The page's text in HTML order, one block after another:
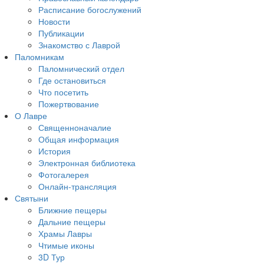
Расписание богослужений
Новости
Публикации
Знакомство с Лаврой
Паломникам
Паломнический отдел
Где остановиться
Что посетить
Пожертвование
О Лавре
Священноначалие
Общая информация
История
Электронная библиотека
Фотогалерея
Онлайн-трансляция
Святыни
Ближние пещеры
Дальние пещеры
Храмы Лавры
Чтимые иконы
3D Тур